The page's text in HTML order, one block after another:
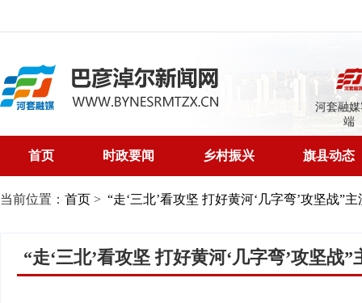
河套融
端
首页 时政要闻 乡村振兴 旗县动态
当前位置： 首页 > “走‘三北’看攻坚 打好黄河‘几字弯’攻坚战”
“走‘三北’看攻坚 打好黄河‘几字弯’攻坚战